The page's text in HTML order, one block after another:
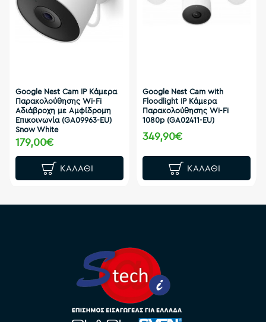
Google Nest Cam IP Κάμερα
Παρακολούθησης Wi-Fi
Αδιάβροχη με Αμφίδρομη
Επικοινωνία (GA09963-EU)
Snow White
179,00€
ΚΑΛΆΘΙ
Google Nest Cam with
Floodlight IP Κάμερα
Παρακολούθησης Wi-Fi
1080p (GA02411-EU)
349,90€
ΚΑΛΆΘΙ